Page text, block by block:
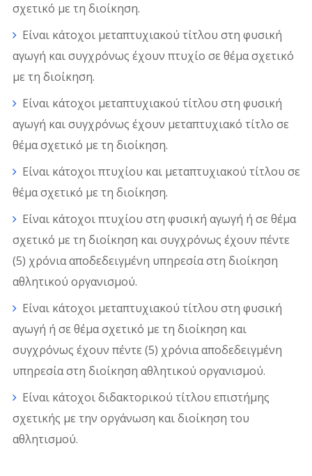
σχετικό με τη διοίκηση.
Είναι κάτοχοι μεταπτυχιακού τίτλου στη φυσική
αγωγή και συγχρόνως έχουν πτυχίο σε θέμα σχετικό
με τη διοίκηση.
Είναι κάτοχοι μεταπτυχιακού τίτλου στη φυσική
αγωγή και συγχρόνως έχουν μεταπτυχιακό τίτλο σε
θέμα σχετικό με τη διοίκηση.
Είναι κάτοχοι πτυχίου και μεταπτυχιακού τίτλου σε
θέμα σχετικό με τη διοίκηση.
Είναι κάτοχοι πτυχίου στη φυσική αγωγή ή σε θέμα
σχετικό με τη διοίκηση και συγχρόνως έχουν πέντε
(5) χρόνια αποδεδειγμένη υπηρεσία στη διοίκηση
αθλητικού οργανισμού.
Είναι κάτοχοι μεταπτυχιακού τίτλου στη φυσική
αγωγή ή σε θέμα σχετικό με τη διοίκηση και
συγχρόνως έχουν πέντε (5) χρόνια αποδεδειγμένη
υπηρεσία στη διοίκηση αθλητικού οργανισμού.
Είναι κάτοχοι διδακτορικού τίτλου επιστήμης
σχετικής με την οργάνωση και διοίκηση του
αθλητισμού.